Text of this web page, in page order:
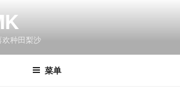
种田梨沙
菜单